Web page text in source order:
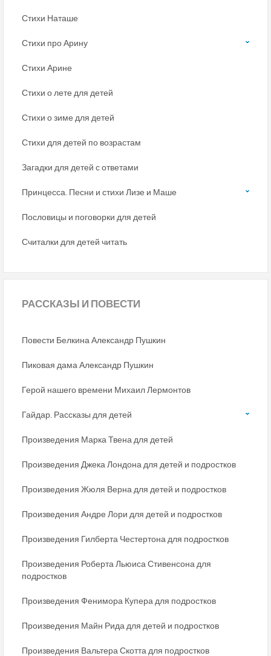
Стихи Наташе
Стихи про Арину
Стихи Арине
Стихи о лете для детей
Стихи о зиме для детей
Стихи для детей по возрастам
Загадки для детей с ответами
Принцесса. Песни и стихи Лизе и Маше
Пословицы и поговорки для детей
Считалки для детей читать
РАССКАЗЫ И ПОВЕСТИ
Повести Белкина Александр Пушкин
Пиковая дама Александр Пушкин
Герой нашего времени Михаил Лермонтов
Гайдар. Рассказы для детей
Произведения Марка Твена для детей
Произведения Джека Лондона для детей и подростков
Произведения Жюля Верна для детей и подростков
Произведения Андре Лори для детей и подростков
Произведения Гилберта Честертона для подростков
Произведения Роберта Льюиса Стивенсона для
подростков
Произведения Фенимора Купера для подростков
Произведения Майн Рида для детей и подростков
Произведения Вальтера Скотта для подростков